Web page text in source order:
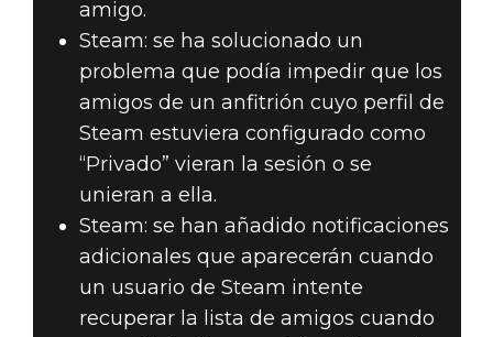
amigo.
Steam: se ha solucionado un
problema que podía impedir que los
amigos de un anfitrión cuyo perfil de
Steam estuviera configurado como
“Privado” vieran la sesión o se
unieran a ella.
Steam: se han añadido notificaciones
adicionales que aparecerán cuando
un usuario de Steam intente
recuperar la lista de amigos cuando